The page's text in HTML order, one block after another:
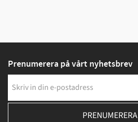
Prenumerera på vårt nyhetsbrev
PRENUMERERA